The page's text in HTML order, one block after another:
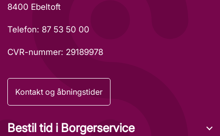
8400 Ebeltoft
Telefon: 87 53 50 00
CVR-nummer: 29189978
Kontakt og åbningstider
Bestil tid i Borgerservice